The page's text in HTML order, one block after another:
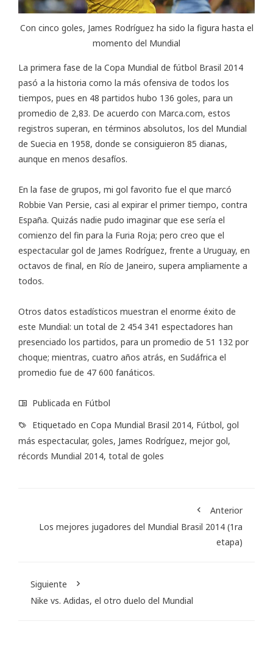
Con cinco goles, James Rodríguez ha sido la figura hasta el
momento del Mundial
La primera fase de la Copa Mundial de fútbol Brasil 2014
pasó a la historia como la más ofensiva de todos los
tiempos, pues en 48 partidos hubo 136 goles, para un
promedio de 2,83. De acuerdo con Marca.com, estos
registros superan, en términos absolutos, los del Mundial
de Suecia en 1958, donde se consiguieron 85 dianas,
aunque en menos desafíos.
En la fase de grupos, mi gol favorito fue el que marcó
Robbie Van Persie, casi al expirar el primer tiempo, contra
España. Quizás nadie pudo imaginar que ese sería el
comienzo del fin para la Furia Roja; pero creo que el
espectacular gol de James Rodríguez, frente a Uruguay, en
octavos de final, en Río de Janeiro, supera ampliamente a
todos.
Otros datos estadísticos muestran el enorme éxito de
este Mundial: un total de 2 454 341 espectadores han
presenciado los partidos, para un promedio de 51 132 por
choque; mientras, cuatro años atrás, en Sudáfrica el
promedio fue de 47 600 fanáticos.
Publicada en Fútbol
Etiquetado en Copa Mundial Brasil 2014, Fútbol, gol
más espectacular, goles, James Rodríguez, mejor gol,
récords Mundial 2014, total de goles
Anterior
Los mejores jugadores del Mundial Brasil 2014 (1ra
etapa)
Siguiente
Nike vs. Adidas, el otro duelo del Mundial